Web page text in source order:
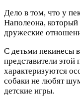
Дело в том, что у
Наполеона, который
дружеские
С детьми пекинесы
представители
характеризуются
собаки не любят
детские игры.